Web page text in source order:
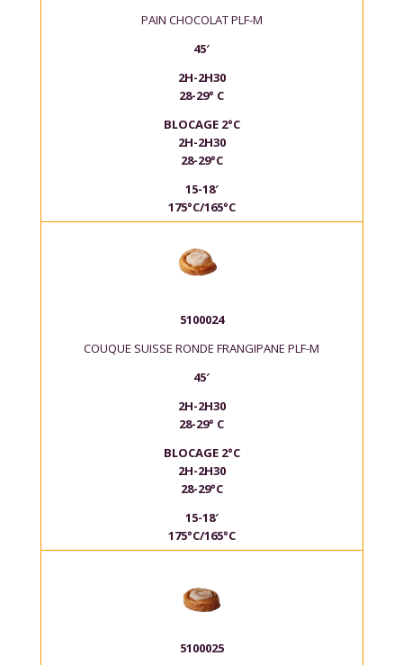
PAIN CHOCOLAT PLF-M
45′
2H-2H30
28-29° C
BLOCAGE 2°C
2H-2H30
28-29°C
15-18′
175°C/165°C
5100024
COUQUE SUISSE RONDE FRANGIPANE PLF-M
45′
2H-2H30
28-29° C
BLOCAGE 2°C
2H-2H30
28-29°C
15-18′
175°C/165°C
5100025